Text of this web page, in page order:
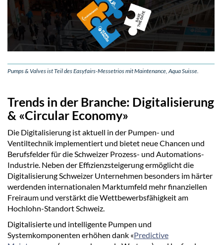
Pumps & Valves ist Teil des Easyfairs-Messetrios mit Maintenance, Aqua Suisse.
Trends in der Branche: Digitalisierung
& «Circular Economy»
Die Digitalisierung ist aktuell in der Pumpen- und
Ventiltechnik implementiert und bietet neue Chancen und
Berufsfelder für die Schweizer Prozess- und Automations-
Industrie. Neben der Effizienzsteigerung ermöglicht die
Digitalisierung Schweizer Unternehmen besonders im härter
werdenden internationalen Marktumfeld mehr finanziellen
Freiraum und verstärkt die Wettbewerbsfähigkeit am
Hochlohn-Standort Schweiz.
Digitalisierte und intelligente Pumpen und
Systemkomponenten erhöhen dank «Predictive